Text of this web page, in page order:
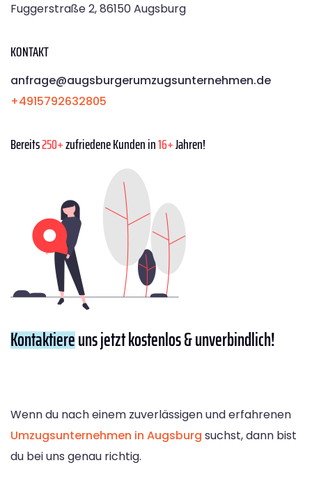
Fuggerstraße 2, 86150 Augsburg
KONTAKT
anfrage@augsburgerumzugsunternehmen.de
+4915792632805
Bereits250+zufriedene Kunden in16+Jahren!
Kontaktiereuns jetzt kostenlos & unverbindlich!
Wenn du nach einem zuverlässigen und erfahrenen
Umzugsunternehmen in Augsburg suchst, dann bist
du bei uns genau richtig.